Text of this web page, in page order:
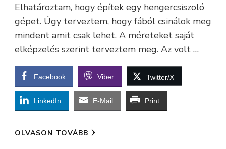
Elhatároztam, hogy építek egy hengercsiszoló
gépet. Úgy terveztem, hogy fából csinálok meg
mindent amit csak lehet. A méreteket saját
elképzelés szerint terveztem meg. Az volt …
Facebook Viber Twitter/X
LinkedIn E-Mail Print
OLVASON TOVÁBB